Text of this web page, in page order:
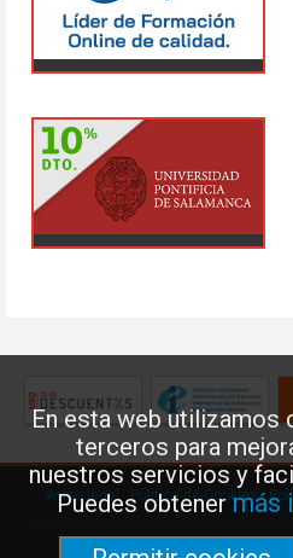
En esta web utilizamos
terceros para
nuestros servicios y
Puedes obtenermás
Aviso legal·Política de Cookies·